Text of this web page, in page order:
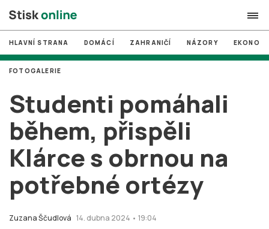
search
# MUNI
# Brno
# volby
login PŘIHLÁSIT SE
Zapomněli jste heslo?
Založit nový účet
HLAVNÍ STRANA DOMÁCÍ ZAHRANIČÍ NÁZORY
Studenti pomáhali
během, přispěli
Klárce s obrnou na
potřebné ortézy
Zuzana Ščudlová 14. dubna 2024 • 19:04
FOTOGALERIE